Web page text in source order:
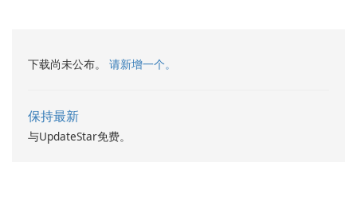
下载尚未公布。 请新增一个。
保持最新
与UpdateStar免费。